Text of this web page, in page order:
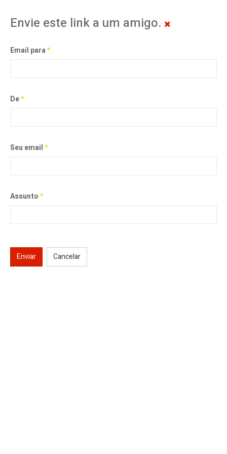
Envie este link a um amigo.
Email para*
De*
Seu email*
Assunto*
Enviar Cancelar